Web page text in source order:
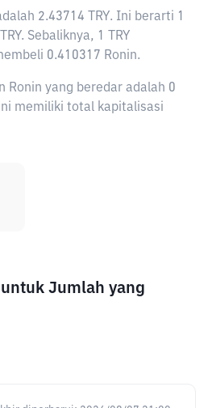
2.43714 TRY. Ini berarti 1
Sebaliknya, 1 TRY
0.410317 Ronin.
Ronin yang beredar adalah 0
memiliki total kapitalisasi
Jumlah yang